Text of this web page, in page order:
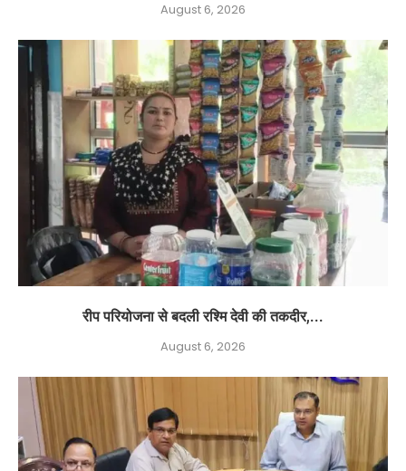
August 6, 2026
रीप परियोजना से बदली रश्मि देवी की तकदीर,...
August 6, 2026